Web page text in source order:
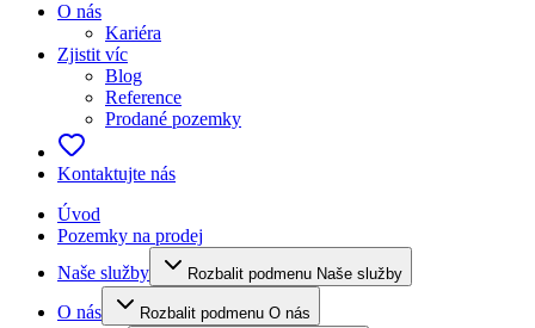
O nás
Kariéra
Zjistit víc
Blog
Reference
Prodané pozemky
Kontaktujte nás
Úvod
Pozemky na prodej
Naše služby
Rozbalit podmenu Naše služby
O nás Rozbalit podmenu O nás